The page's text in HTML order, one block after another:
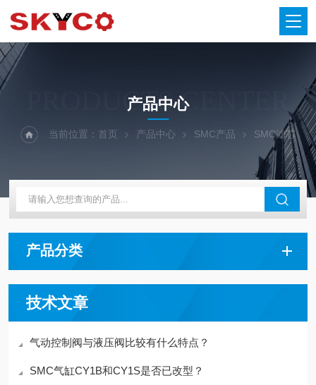
PRODUCTS CENTER
产品中心
当前位置： 首页 产品中心 SMC产品 SMC滤芯
产品分类
技术文章
气动控制阀与液压阀比较有什么特点？
SMC气缸CY1B和CY1S是否已改型？